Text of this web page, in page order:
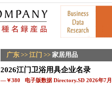
广东 >> 江门 >> 家居用品
2026江门卫浴用具企业名录
—￥380 电子版数据 Directory.SD 2026年7